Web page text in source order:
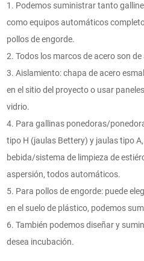
1. Podemos suministrar tanto
como equipos automáticos
pollos de engorde.
2. Todos los marcos de acero son
3. Aislamiento: chapa de acero
en el sitio del proyecto o usar
vidrio.
4. Para gallinas ponedoras/
tipo H (jaulas Bettery) y jaulas tipo
bebida/sistema de limpieza de
aspersión, todos automáticos.
5. Para pollos de engorde: puede
en el suelo de plástico, podemos
6. También podemos diseñar y
desea incubación.